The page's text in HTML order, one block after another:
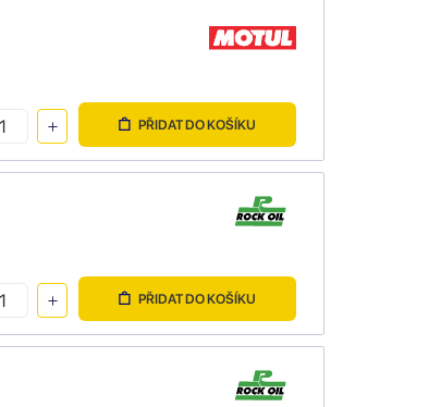
PŘIDAT DO KOŠÍKU
PŘIDAT DO KOŠÍKU